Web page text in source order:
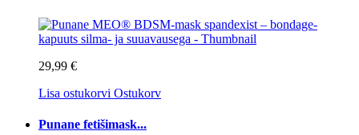
29,99 €
Lisa ostukorvi Ostukorv
Punane fetišimask...